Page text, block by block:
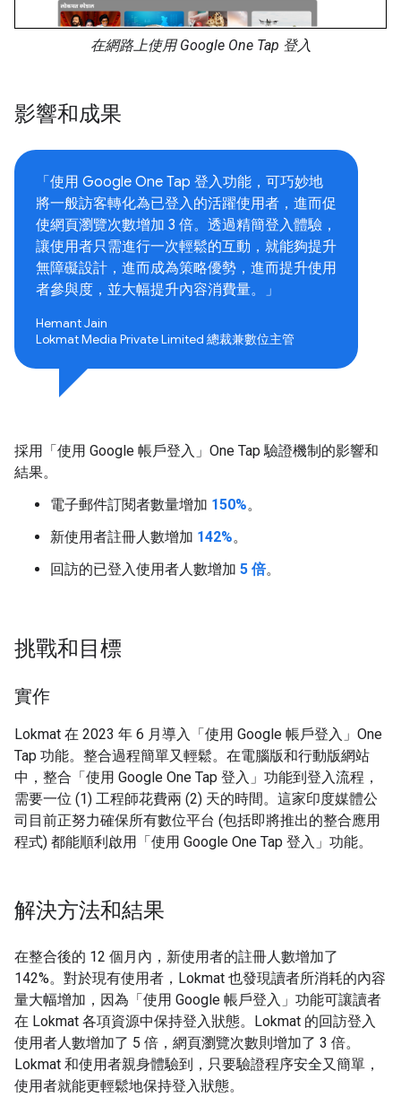
在網路上使用 Google One Tap 登入
影響和成果
「使用 Google One Tap 登入功能，可巧妙地
將一般訪客轉化為已登入的活躍使用者，進而促
使網頁瀏覽次數增加 3 倍。透過精簡登入體驗，
讓使用者只需進行一次輕鬆的互動，就能夠提升
無障礙設計，進而成為策略優勢，進而提升使用
者參與度，並大幅提升內容消費量。」
Hemant Jain
Lokmat Media Private Limited 總裁兼數位主管
採用「使用 Google 帳戶登入」One Tap 驗證機制的影響和
結果。
電子郵件訂閱者數量增加 150%。
新使用者註冊人數增加 142%。
回訪的已登入使用者人數增加 5 倍。
挑戰和目標
實作
Lokmat 在 2023 年 6 月導入「使用 Google 帳戶登入」One
Tap 功能。整合過程簡單又輕鬆。在電腦版和行動版網站
中，整合「使用 Google One Tap 登入」功能到登入流程，
需要一位 (1) 工程師花費兩 (2) 天的時間。這家印度媒體公
司目前正努力確保所有數位平台 (包括即將推出的整合應用
程式) 都能順利啟用「使用 Google One Tap 登入」功能。
解決方法和結果
在整合後的 12 個月內，新使用者的註冊人數增加了
142%。對於現有使用者，Lokmat 也發現讀者所消耗的內容
量大幅增加，因為「使用 Google 帳戶登入」功能可讓讀者
在 Lokmat 各項資源中保持登入狀態。Lokmat 的回訪登入
使用者人數增加了 5 倍，網頁瀏覽次數則增加了 3 倍。
Lokmat 和使用者親身體驗到，只要驗證程序安全又簡單，
使用者就能更輕鬆地保持登入狀態。